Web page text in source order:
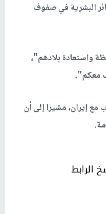
البشرية في صفوف
واستعادة بلادهم"،
معكم".
إيران، مشيرا إلى أن
الرابط